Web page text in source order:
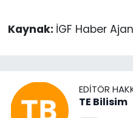
Kaynak: İGF Haber
EDITÖR
TE Bilisim